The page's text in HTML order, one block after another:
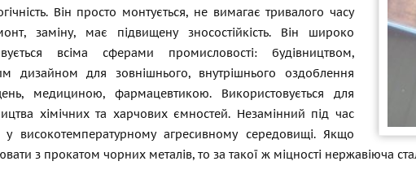
Він просто монтується, не вимагає тривалого часу
заміну, має підвищену зносостійкість. Він широко
всіма сферами промисловості: будівництвом,
дизайном для зовнішнього, внутрішнього оздоблення
медициною, фармацевтикою. Використовується для
хімічних та харчових ємностей. Незамінний під час
у високотемпературному агресивному середовищі. Якщо
з прокатом чорних металів, то за такої ж міцності нержавіюча